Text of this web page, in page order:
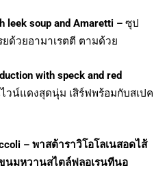
leek soup and Amaretti – ซุป
ด้วยอามาเรตตี ตามด้วย
with speck and red
วน์แดงสุดนุ่ม เสิร์ฟพร้อมกับสเปค
– พาสต้าราวิโอโลเนสอดไส้
นมหวานสไตล์ฟลอเรนทีนอ